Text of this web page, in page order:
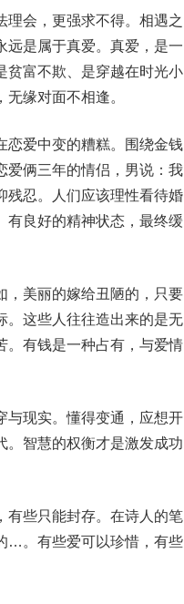
理会，更强求不得。相遇之
远是属于真爱。真爱，是一
贫富不欺、是穿越在时光小
缘对面不相逢。
恋爱中变的糟糕。围绕金钱
爱俩三年的情侣，男说：我
残忍。人们应该理性看待婚
有良好的精神状态，最终缓
，美丽的嫁给丑陋的，只要
。这些人往往造出来的是无
。有钱是一种占有，与爱情
与现实。懂得变通，应想开
。智慧的权衡才是激发成功
有些只能封存。在诗人的笔
…。有些爱可以珍惜，有些